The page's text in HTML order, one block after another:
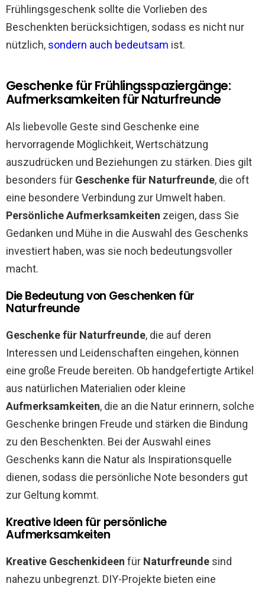
Frühlingsgeschenk sollte die Vorlieben des
Beschenkten berücksichtigen, sodass es nicht nur
nützlich, sondern auch bedeutsam ist.
Geschenke für Frühlingsspaziergänge:
Aufmerksamkeiten für Naturfreunde
Als liebevolle Geste sind Geschenke eine
hervorragende Möglichkeit, Wertschätzung
auszudrücken und Beziehungen zu stärken. Dies gilt
besonders für Geschenke für Naturfreunde, die oft
eine besondere Verbindung zur Umwelt haben.
Persönliche Aufmerksamkeiten zeigen, dass Sie
Gedanken und Mühe in die Auswahl des Geschenks
investiert haben, was sie noch bedeutungsvoller
macht.
Die Bedeutung von Geschenken für
Naturfreunde
Geschenke für Naturfreunde, die auf deren
Interessen und Leidenschaften eingehen, können
eine große Freude bereiten. Ob handgefertigte Artikel
aus natürlichen Materialien oder kleine
Aufmerksamkeiten, die an die Natur erinnern, solche
Geschenke bringen Freude und stärken die Bindung
zu den Beschenkten. Bei der Auswahl eines
Geschenks kann die Natur als Inspirationsquelle
dienen, sodass die persönliche Note besonders gut
zur Geltung kommt.
Kreative Ideen für persönliche
Aufmerksamkeiten
Kreative Geschenkideen für Naturfreunde sind
nahezu unbegrenzt. DIY-Projekte bieten eine